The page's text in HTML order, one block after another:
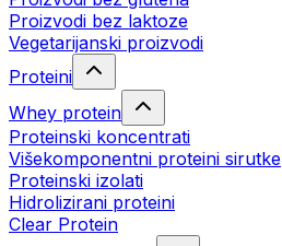
Proizvodi bez laktoze
Vegetarijanski proizvodi
Proteini
Whey protein
Proteinski koncentrati
Višekomponentni proteini sirutke
Proteinski izolati
Hidrolizirani proteini
Clear Protein